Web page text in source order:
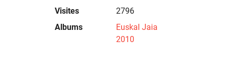
Visites
2796
Albums
Euskal Jaia
2010